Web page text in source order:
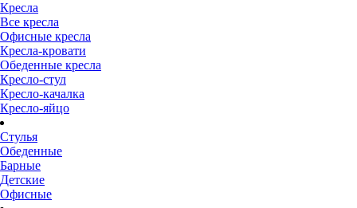
Кресла
Все кресла
Офисные кресла
Кресла-кровати
Обеденные кресла
Кресло-стул
Кресло-качалка
Кресло-яйцо
Стулья
Обеденные
Барные
Детские
Офисные